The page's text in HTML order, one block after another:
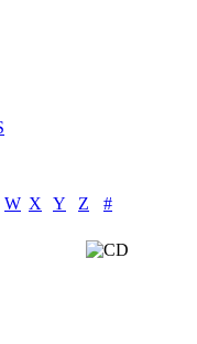
W X Y Z #